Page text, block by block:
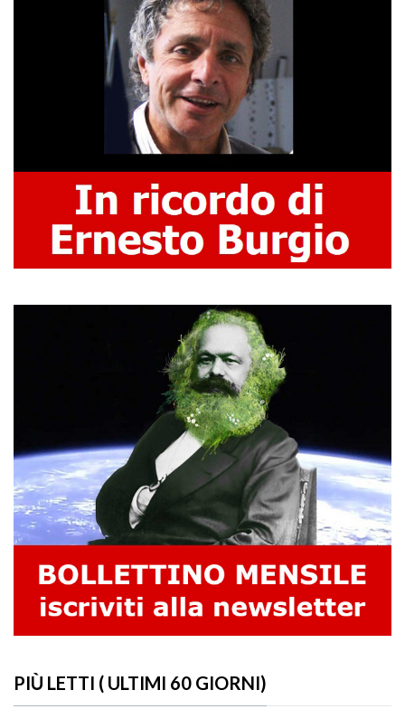
PIÙ LETTI ( ULTIMI 60 GIORNI)